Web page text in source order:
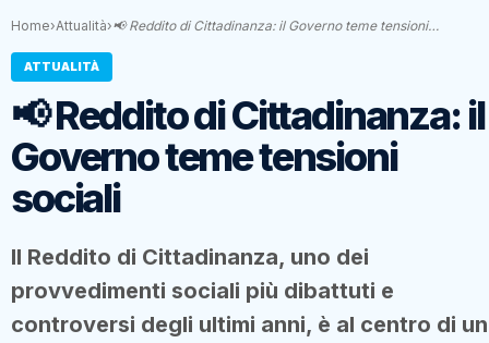
Home›Attualità›📢 Reddito di Cittadinanza: il Governo teme tensioni…
ATTUALITÀ
📢 Reddito di Cittadinanza: il
Governo teme tensioni
sociali
Il Reddito di Cittadinanza, uno dei
provvedimenti sociali più dibattuti e
controversi degli ultimi anni, è al centro di un